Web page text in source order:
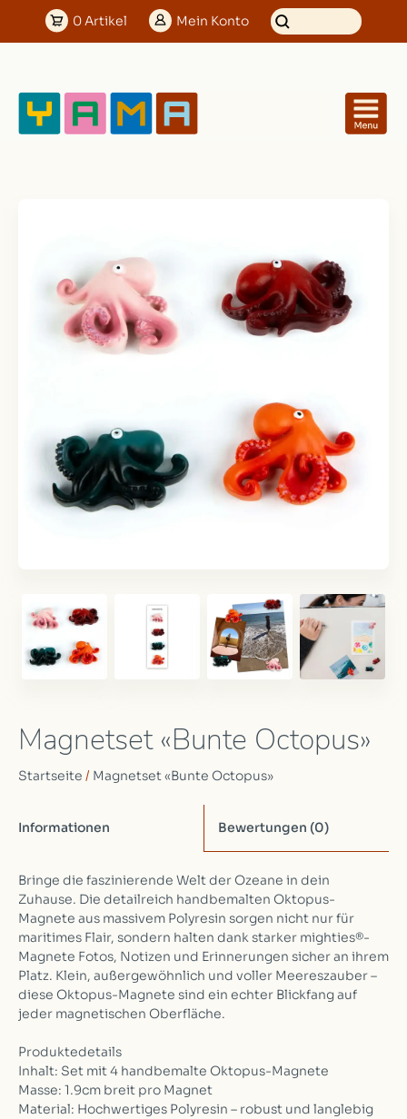
0Artikel Mein Konto
Magnetset «Bunte Octopus»
Startseite / Magnetset «Bunte Octopus»
Informationen Bewertungen (0)
Bringe die faszinierende Welt der Ozeane in dein
Zuhause. Die detailreich handbemalten Oktopus-
Magnete aus massivem Polyresin sorgen nicht nur für
maritimes Flair, sondern halten dank starker mighties®-
Magnete Fotos, Notizen und Erinnerungen sicher an ihrem
Platz. Klein, außergewöhnlich und voller Meereszauber –
diese Oktopus-Magnete sind ein echter Blickfang auf
jeder magnetischen Oberfläche.
Produktedetails
Inhalt: Set mit 4 handbemalte Oktopus-Magnete
Masse: 1.9cm breit pro Magnet
Material: Hochwertiges Polyresin – robust und langlebig